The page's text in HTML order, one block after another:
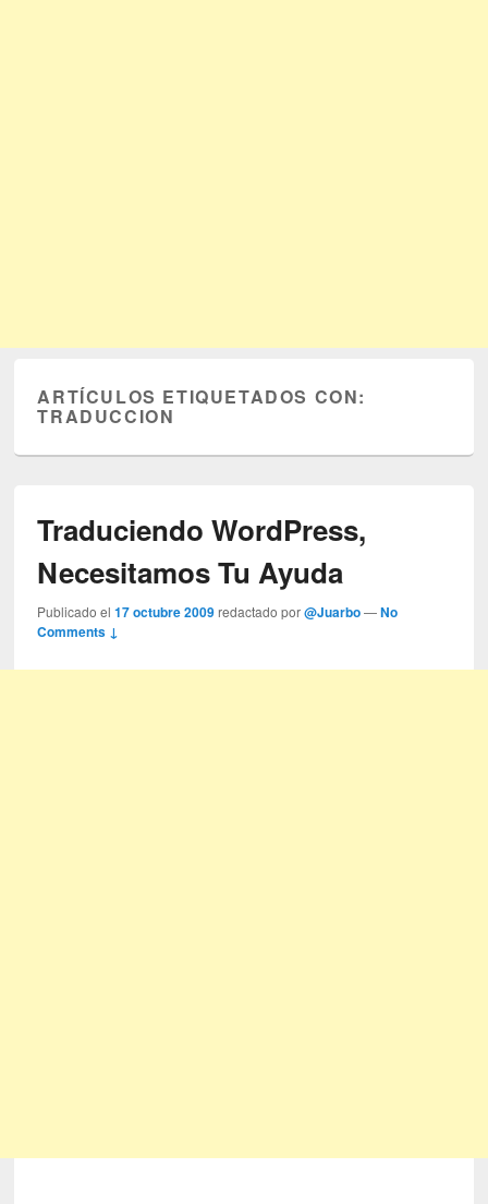
ARTÍCULOS ETIQUETADOS CON:
TRADUCCION
Traduciendo WordPress,
Necesitamos Tu Ayuda
Publicado el17 octubre 2009 redactado por@Juarbo —No
Comments ↓